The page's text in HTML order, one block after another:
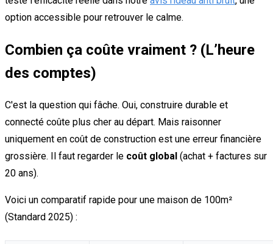
option accessible pour retrouver le calme.
Combien ça coûte vraiment ? (L’heure
des comptes)
C'est la question qui fâche. Oui, construire durable et
connecté coûte plus cher au départ. Mais raisonner
uniquement en coût de construction est une erreur financière
grossière. Il faut regarder le coût global (achat + factures sur
20 ans).
Voici un comparatif rapide pour une maison de 100m²
(Standard 2025) :